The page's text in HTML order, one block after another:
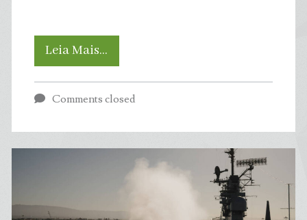
Leia Mais…
revela
pode
Comments closed